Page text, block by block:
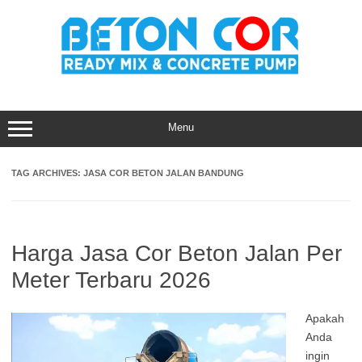
Menu
TAG ARCHIVES: JASA COR BETON JALAN BANDUNG
Harga Jasa Cor Beton Jalan Per
Meter Terbaru 2026
Apakah
Anda
ingin